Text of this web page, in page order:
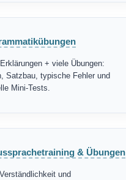
+ viele Übungen:
Satzbau, typische Fehler und
Mini-Tests.
& Übungen
und